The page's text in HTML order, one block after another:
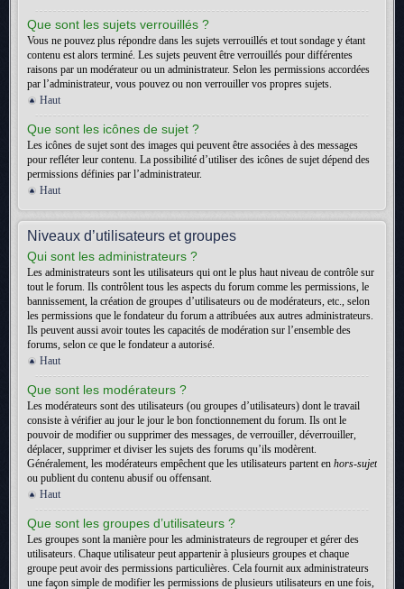
Que sont les sujets verrouillés ?
Vous ne pouvez plus répondre dans les sujets verrouillés et tout sondage y étant
contenu est alors terminé. Les sujets peuvent être verrouillés pour différentes
raisons par un modérateur ou un administrateur. Selon les permissions accordées
par l’administrateur, vous pouvez ou non verrouiller vos propres sujets.
Haut
Que sont les icônes de sujet ?
Les icônes de sujet sont des images qui peuvent être associées à des messages
pour refléter leur contenu. La possibilité d’utiliser des icônes de sujet dépend des
permissions définies par l’administrateur.
Haut
Niveaux d’utilisateurs et groupes
Qui sont les administrateurs ?
Les administrateurs sont les utilisateurs qui ont le plus haut niveau de contrôle sur
tout le forum. Ils contrôlent tous les aspects du forum comme les permissions, le
bannissement, la création de groupes d’utilisateurs ou de modérateurs, etc., selon
les permissions que le fondateur du forum a attribuées aux autres administrateurs.
Ils peuvent aussi avoir toutes les capacités de modération sur l’ensemble des
forums, selon ce que le fondateur a autorisé.
Haut
Que sont les modérateurs ?
Les modérateurs sont des utilisateurs (ou groupes d’utilisateurs) dont le travail
consiste à vérifier au jour le jour le bon fonctionnement du forum. Ils ont le
pouvoir de modifier ou supprimer des messages, de verrouiller, déverrouiller,
déplacer, supprimer et diviser les sujets des forums qu’ils modèrent.
Généralement, les modérateurs empêchent que les utilisateurs partent en hors-sujet
ou publient du contenu abusif ou offensant.
Haut
Que sont les groupes d’utilisateurs ?
Les groupes sont la manière pour les administrateurs de regrouper et gérer des
utilisateurs. Chaque utilisateur peut appartenir à plusieurs groupes et chaque
groupe peut avoir des permissions particulières. Cela fournit aux administrateurs
une façon simple de modifier les permissions de plusieurs utilisateurs en une fois,